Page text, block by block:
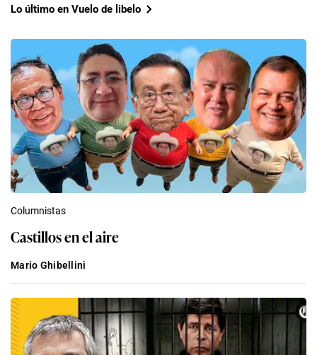
Lo último en Vuelo de libelo
Columnistas
Castillos en el aire
Mario Ghibellini